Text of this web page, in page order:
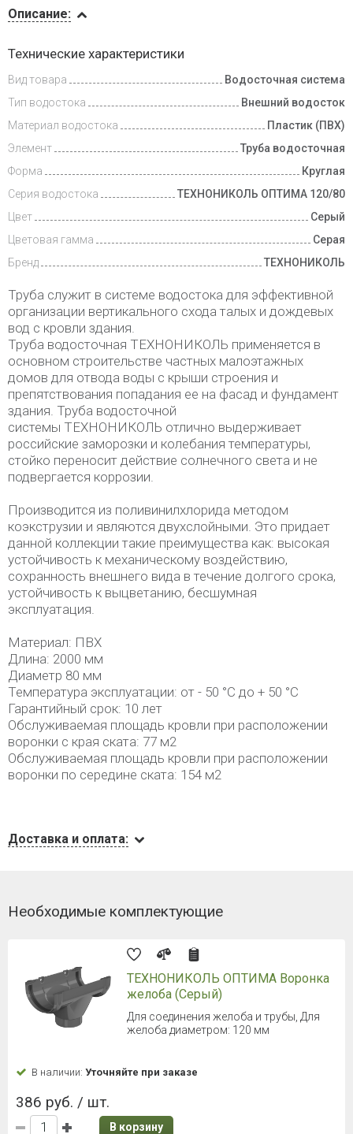
и оплата
Описание:
Технические характеристики
Вид товара
Водосточная система
Тип водостока
Внешний водосток
Материал водостока
Пластик (ПВХ)
Элемент
Труба водосточная
Форма
Круглая
Серия водостока
ТЕХНОНИКОЛЬ ОПТИМА 120/80
Цвет
Серый
Цветовая гамма
Серая
Бренд
ТЕХНОНИКОЛЬ
Труба служит в системе водостока для эффективной
организации вертикального схода талых и дождевых
вод с кровли здания.
Труба водосточная ТЕХНОНИКОЛЬ применяется в
основном строительстве частных малоэтажных
домов для отвода воды с крыши строения и
препятствования попадания ее на фасад и фундамент
здания. Труба водосточной
системы ТЕХНОНИКОЛЬ отлично выдерживает
российские заморозки и колебания температуры,
стойко переносит действие солнечного света и не
подвергается коррозии.
Производится из поливинилхлорида методом
коэкструзии и являются двухслойными. Это придает
данной коллекции такие преимущества как: высокая
устойчивость к механическому воздействию,
сохранность внешнего вида в течение долгого срока,
устойчивость к выцветанию, бесшумная
эксплуатация.
Материал: ПВХ
Длина: 2000 мм
Диаметр 80 мм
Температура эксплуатации: от - 50 °C до + 50 °C
Гарантийный срок: 10 лет
Обслуживаемая площадь кровли при расположении
воронки с края ската: 77 м2
Обслуживаемая площадь кровли при расположении
воронки по середине ската: 154 м2
Доставка и оплата:
Необходимые комплектующие
ТЕХНОНИКОЛЬ ОПТИМА Воронка
желоба (Серый)
Для соединения желоба и трубы, Для
желоба диаметром: 120 мм
В наличии: Уточняйте при заказе
386 руб. / шт.
В корзину